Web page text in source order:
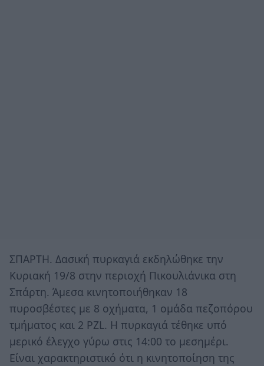
ΣΠΑΡΤΗ. Δασική πυρκαγιά εκδηλώθηκε την
Κυριακή 19/8 στην περιοχή Πικουλιάνικα στη
Σπάρτη. Άμεσα κινητοποιήθηκαν 18
πυροσβέστες με 8 οχήματα, 1 ομάδα πεζοπόρου
τμήματος και 2 PZL. Η πυρκαγιά τέθηκε υπό
μερικό έλεγχο γύρω στις 14:00 το μεσημέρι.
Είναι χαρακτηριστικό ότι η κινητοποίηση της